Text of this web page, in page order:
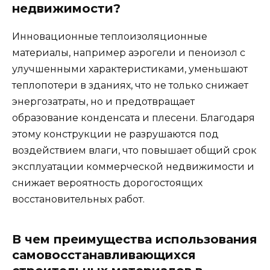
недвижимости?
Инновационные теплоизоляционные
материалы, например аэрогели и пеноизол с
улучшенными характеристиками, уменьшают
теплопотери в зданиях, что не только снижает
энергозатраты, но и предотвращает
образование конденсата и плесени. Благодаря
этому конструкции не разрушаются под
воздействием влаги, что повышает общий срок
эксплуатации коммерческой недвижимости и
снижает вероятность дорогостоящих
восстановительных работ.
В чем преимущества использования
самовосстанавливающихся